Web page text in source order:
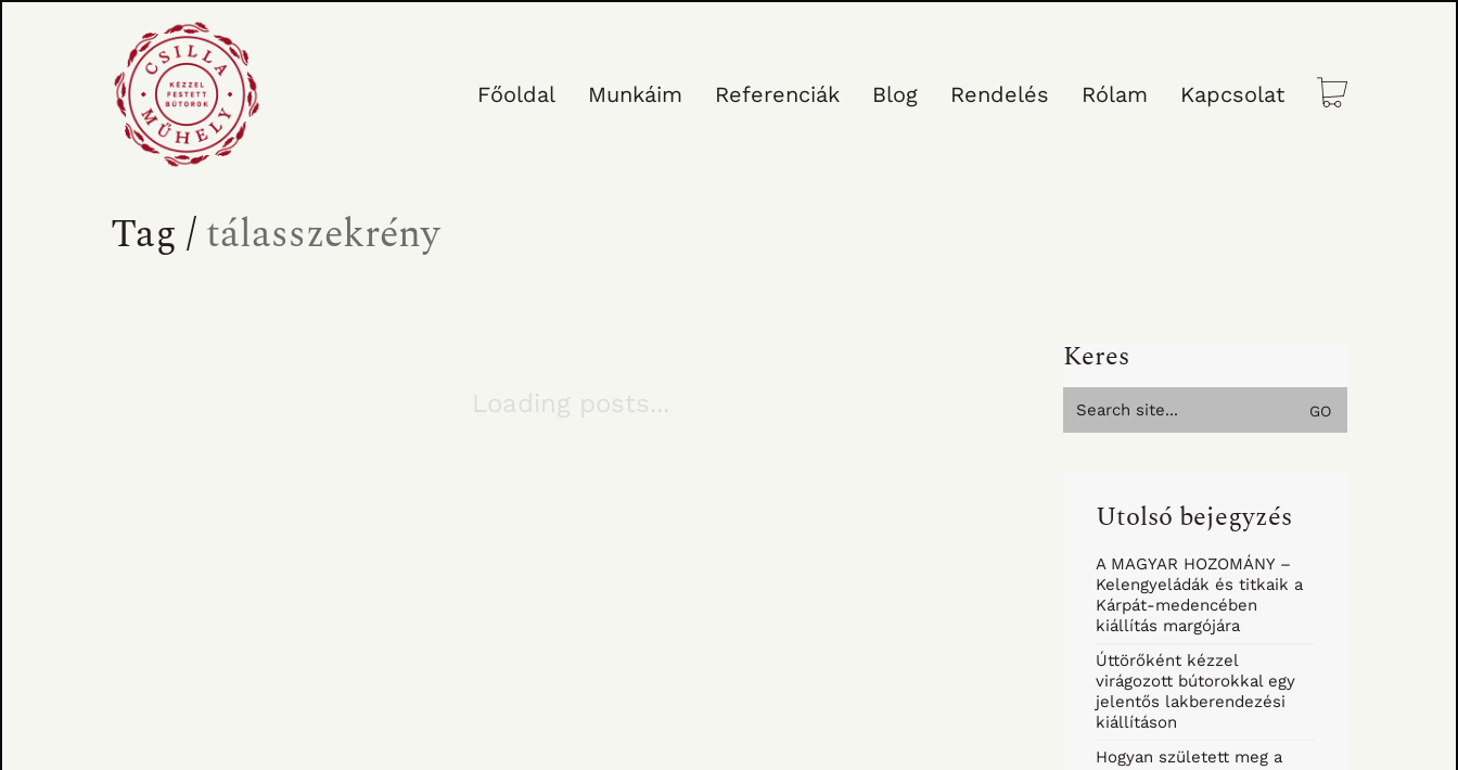
Főoldal Munkáim Referenciák Blog Rendelés Rólam Kapcsolat
Tag /tálasszekrény
Loading posts...
Keres
for:
Utolsó bejegyzés
A MAGYAR HOZOMÁNY –
Kelengyeládák és titkaik a
Kárpát-medencében
kiállítás margójára
Úttörőként kézzel
virágozott bútorokkal egy
jelentős lakberendezési
kiállításon
Hogyan született meg a